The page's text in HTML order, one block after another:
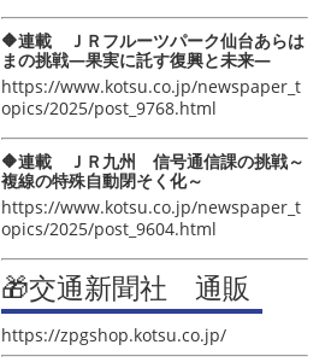
🔶連載 ＪＲフルーツパーク仙台あらは
まの挑戦―果実に託す復興と未来―
https://www.kotsu.co.jp/newspaper_t
opics/2025/post_9768.html
🔶連載 ＪＲ九州 信号通信課の挑戦～
複線の特殊自動閉そく化～
https://www.kotsu.co.jp/newspaper_t
opics/2025/post_9604.html
🎁交通新聞社 通販
https://zpgshop.kotsu.co.jp/